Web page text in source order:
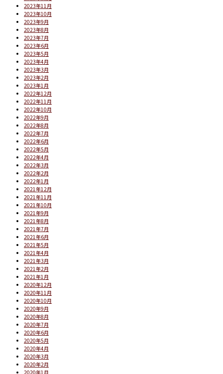
2023年11月
2023年10月
2023年9月
2023年8月
2023年7月
2023年6月
2023年5月
2023年4月
2023年3月
2023年2月
2023年1月
2022年12月
2022年11月
2022年10月
2022年9月
2022年8月
2022年7月
2022年6月
2022年5月
2022年4月
2022年3月
2022年2月
2022年1月
2021年12月
2021年11月
2021年10月
2021年9月
2021年8月
2021年7月
2021年6月
2021年5月
2021年4月
2021年3月
2021年2月
2021年1月
2020年12月
2020年11月
2020年10月
2020年9月
2020年8月
2020年7月
2020年6月
2020年5月
2020年4月
2020年3月
2020年2月
2020年1月